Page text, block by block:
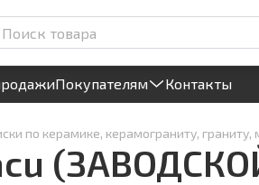
Круглосуточный! Прием
Покупателям Контакты
из черной смолы,
по керамике, керамограниту, граниту,